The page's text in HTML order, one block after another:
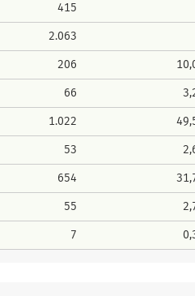
415
2.063
206
66
1.022
53
654
55
7